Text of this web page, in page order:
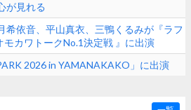
が見れる
希依音、平山真衣、三鴨くるみが『ラフ
カワトークNo.1決定戦 』に出演
2026 in YAMANAKAKO」に出演